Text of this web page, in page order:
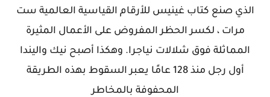
الذي صنع كتاب غينيس للأرقام القياسية العالمية ست
مرات ، لكسر الحظر المفروض على الأعمال المثيرة
المماثلة فوق شلالات نياجرا. وهكذا أصبح نيك واليندا
أول رجل منذ 128 عامًا يعبر السقوط بهذه الطريقة
المحفوفة بالمخاطر